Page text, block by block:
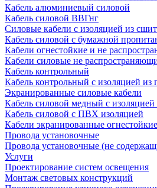
Кабель алюминиевый силовой
Кабель силовой ВВГнг
Силовые кабели с изоляцией из
Кабель силовой с бумажной
Кабели огнестойкие и не
Кабели силовые не
Кабель контрольный
Кабель контрольный с изоляцией
Экранированные силовые кабели
Кабель силовой медный с
Кабель силовой с ПВХ изоляцией
Кабели экранированные огнестойкие
Провода установочные
Провода установочные (не
Услуги
Проектирование систем освещения
Монтаж световых конструкций